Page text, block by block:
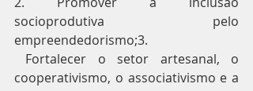
socioprodutiva pelo
empreendedorismo;3.
cooperativismo, o associativismo e a